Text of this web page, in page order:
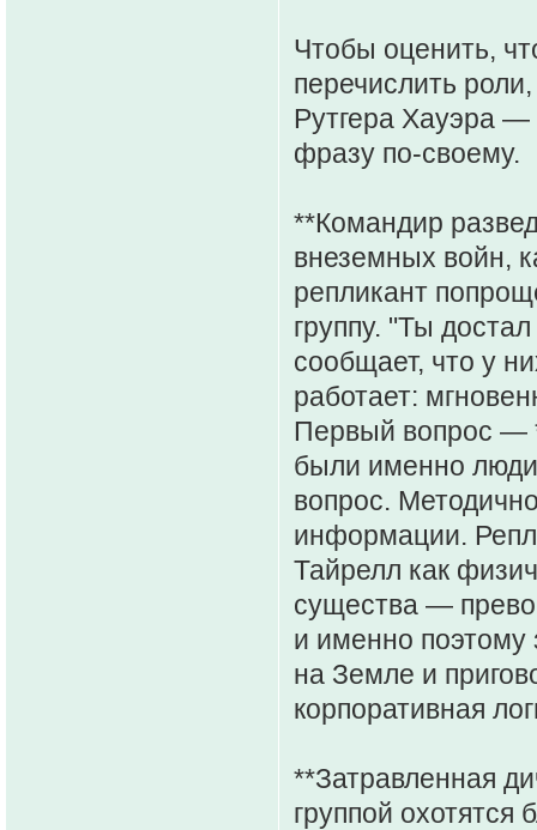
Чтобы оценить,
перечислить
Рутгера Хауэра —
фразу по-своему.
**Командир
внеземных войн,
репликант
группу. "Ты
сообщает, что у
работает:
Первый вопрос —
были именно
вопрос.
информации.
Тайрелл как
существа —
и именно поэтому
на Земле и
корпоративная
**Затравленная
группой